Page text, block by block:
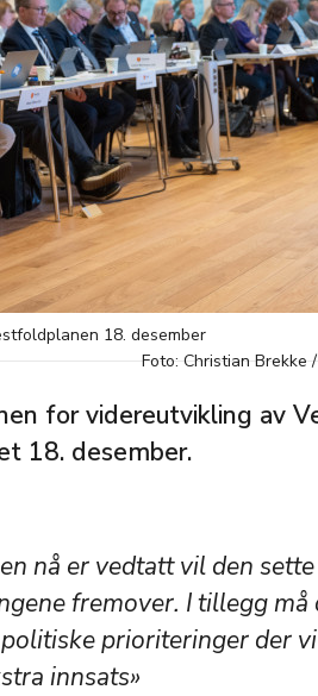
18. desember
Foto: Christian Brekke
for videreutvikling av
18. desember.
nå er vedtatt vil den
fremover. I tillegg må
prioriteringer der
innsats»